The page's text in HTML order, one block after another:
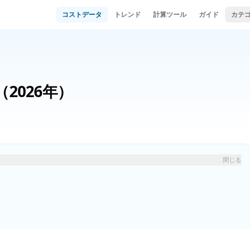
コストデータ トレンド 計算ツール ガイド カテ
（2026年）
閉じる